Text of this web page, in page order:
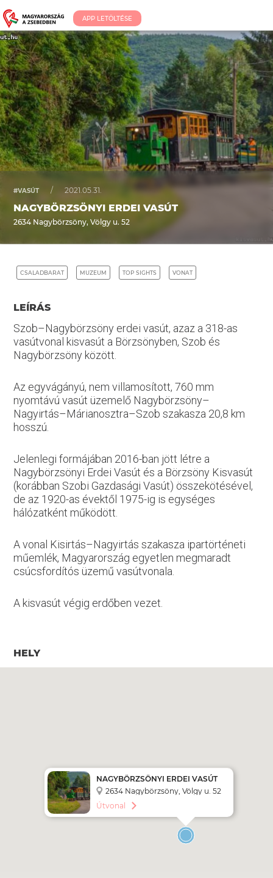
APP LETÖLTÉSE
#VASÚT / 2021.05.31.
NAGYBÖRZSÖNYI ERDEI VASÚT
2634 Nagybörzsöny, Völgy u. 52
CSALADBARAT MUZEUM TOP SIGHTS VONAT
LEÍRÁS
Szob–Nagybörzsöny erdei vasút, azaz a 318-as
vasútvonal kisvasút a Börzsönyben, Szob és
Nagybörzsöny között.
Az egyvágányú, nem villamosított, 760 mm
nyomtávú vasút üzemelő Nagybörzsöny–
Nagyirtás–Márianosztra–Szob szakasza 20,8 km
hosszú.
Jelenlegi formájában 2016-ban jött létre a
Nagybörzsönyi Erdei Vasút és a Börzsöny Kisvasút
(korábban Szobi Gazdasági Vasút) összekötésével,
de az 1920-as évektől 1975-ig is egységes
hálózatként működött.
A vonal Kisirtás–Nagyirtás szakasza ipartörténeti
műemlék, Magyarország egyetlen megmaradt
csúcsfordítós üzemű vasútvonala.
A kisvasút végig erdőben vezet.
HELY
NAGYBÖRZSÖNYI ERDEI VASÚT
2634 Nagybörzsöny, Völgy u. 52
Útvonal